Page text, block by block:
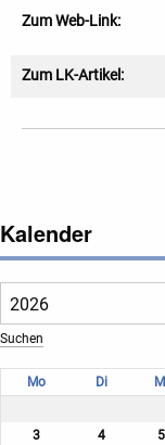
Zum Web-Link:
Zum LK-Artikel:
Kalender
Mo Di
3
4 5